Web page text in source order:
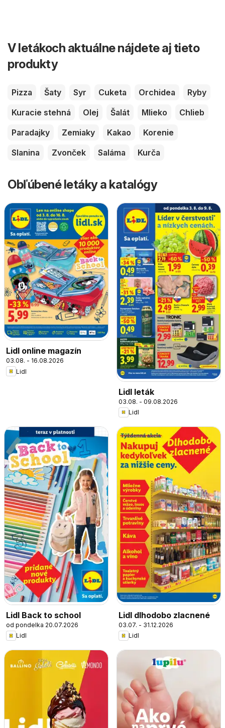
V letákoch aktuálne nájdete aj tieto
produkty
Pizza Šaty Syr Cuketa Orchidea
Ryby
Kuracie stehná
Olej Šalát Mlieko
Chlieb
Paradajky
Zemiaky Kakao
Korenie
Slanina
Zvonček Saláma Kurča
Obľúbené letáky a katalógy
Lidl online magazín
03.08. - 16.08.2026
Lidl
Lidl leták
03.08. - 09.08.2026
Lidl
Lidl Back to school
od pondelka 20.07.2026
Lidl
Lidl dlhodobo zlacnené
03.07. - 31.12.2026
Lidl